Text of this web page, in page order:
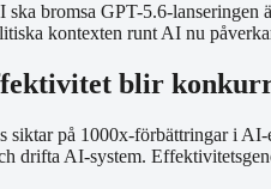
bromsa GPT-5.6-
kontexten runt AI nu
blir
siktar på 1000x-förbättringar i
drifta AI-system.